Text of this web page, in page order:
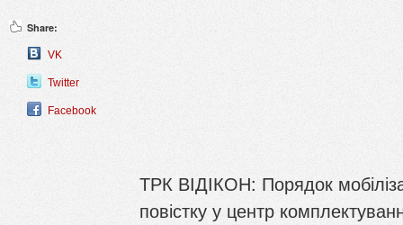
Share:
VK
Twitter
Facebook
ТРК ВІДІКОН: Порядок
повістку у центр